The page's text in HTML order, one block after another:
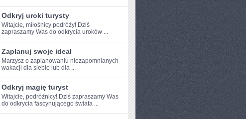
Odkryj uroki turysty
Witajcie, miłośnicy podróży!⁤ Dziś
zapraszamy Was do odkrycia uroków ...
Zaplanuj swoje ideal
Marzysz o ‍zaplanowaniu⁢ niezapomnianych
wakacji dla siebie lub dla⁣ ...
Odkryj magię turyst
Witajcie, podróżnicy!​ Dziś zapraszamy Was
do ‌odkrycia fascynującego świata​ ...